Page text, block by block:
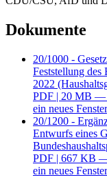
Herausgeber
Haushalt
Bundestag
der
Gegen die Stimmen
Dienstag, 31. Mai